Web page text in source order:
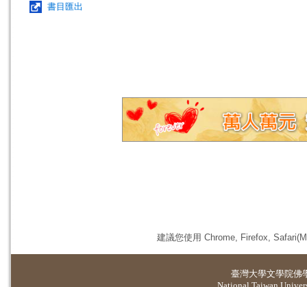
書目匯出
建議您使用 Chrome, Firefox,
臺灣大學文學院佛